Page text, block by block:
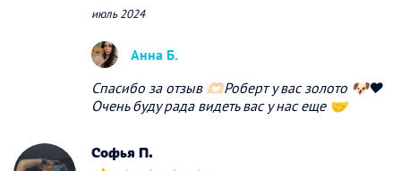
июль 2024
Анна Б.
Спасибо за отзыв 🫶🏻Роберт у вас золото 🐶❤️
Очень буду рада видеть вас у нас еще 🤝
Софья П.